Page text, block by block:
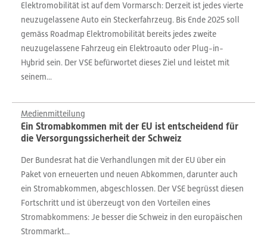
Elektromobilität ist auf dem Vormarsch: Derzeit ist jedes vierte
neuzugelassene Auto ein Steckerfahrzeug. Bis Ende 2025 soll
gemäss Roadmap Elektromobilität bereits jedes zweite
neuzugelassene Fahrzeug ein Elektroauto oder Plug-in-
Hybrid sein. Der VSE befürwortet dieses Ziel und leistet mit
seinem...
Medienmitteilung
Ein Stromabkommen mit der EU ist entscheidend für
die Versorgungssicherheit der Schweiz
Der Bundesrat hat die Verhandlungen mit der EU über ein
Paket von erneuerten und neuen Abkommen, darunter auch
ein Stromabkommen, abgeschlossen. Der VSE begrüsst diesen
Fortschritt und ist überzeugt von den Vorteilen eines
Stromabkommens: Je besser die Schweiz in den europäischen
Strommarkt...